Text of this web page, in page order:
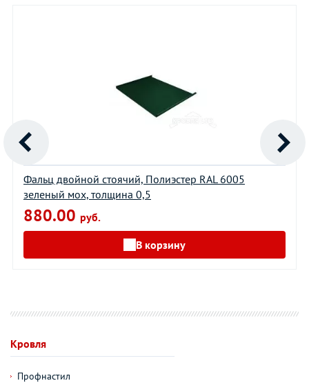
Фальц двойной стоячий, Полиэстер RAL 6005
зеленый мох, толщина 0,5
880.00 руб.
В корзину
Кровля
Профнастил